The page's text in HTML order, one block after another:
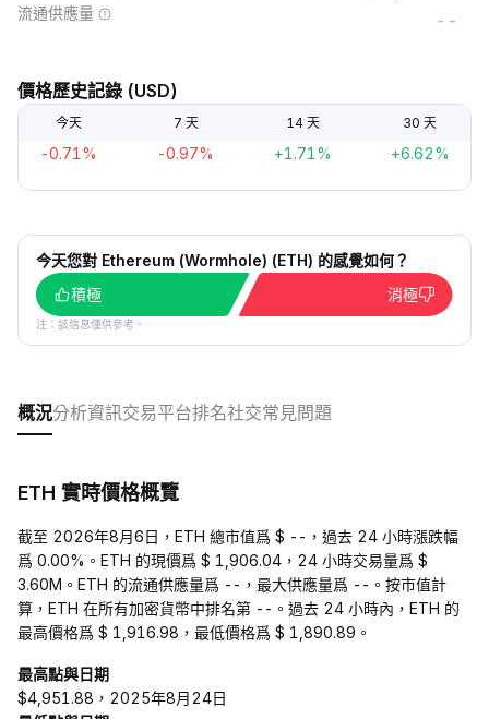
流通供應量 --
價格歷史記錄 (USD)
今天 7 天 14 天 30 天
-0.71% -0.97% +1.71% +6.62%
今天您對 Ethereum (Wormhole) (ETH) 的感覺如何？
積極
消極
注：該信息僅供參考。
概況分析資訊交易平台排名社交常見問題
ETH 實時價格概覽
截至 2026年8月6日，ETH 總市值爲 $ --，過去 24 小時漲跌幅
爲 0.00%。ETH 的現價爲 $ 1,906.04，24 小時交易量爲 $
3.60M。ETH 的流通供應量爲 --，最大供應量爲 --。按市值計
算，ETH 在所有加密貨幣中排名第 --。過去 24 小時內，ETH 的
最高價格爲 $ 1,916.98，最低價格爲 $ 1,890.89。
最高點與日期
$4,951.88，2025年8月24日